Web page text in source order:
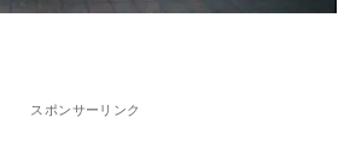
スポンサーリンク